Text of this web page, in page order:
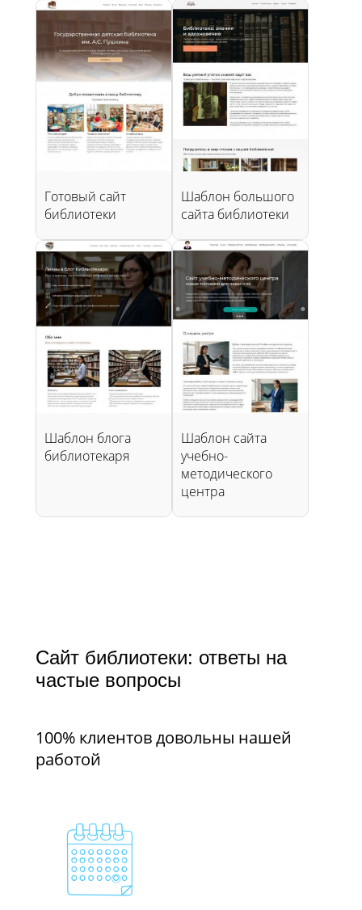
Готовый сайт
библиотеки
Шаблон большого
сайта библиотеки
Шаблон блога
библиотекаря
Шаблон сайта
учебно-
методического
центра
Сайт библиотеки: ответы на
частые вопросы
100% клиентов довольны нашей
работой